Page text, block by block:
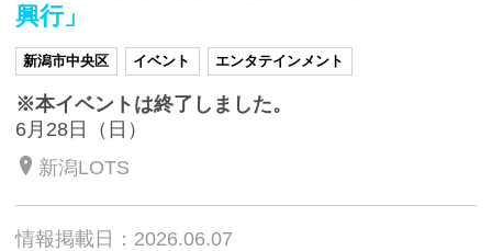
興行」
新潟市中央区 イベント エンタテインメント
※本イベントは終了しました。
6月28日（日）
新潟LOTS
情報掲載日：2026.06.07